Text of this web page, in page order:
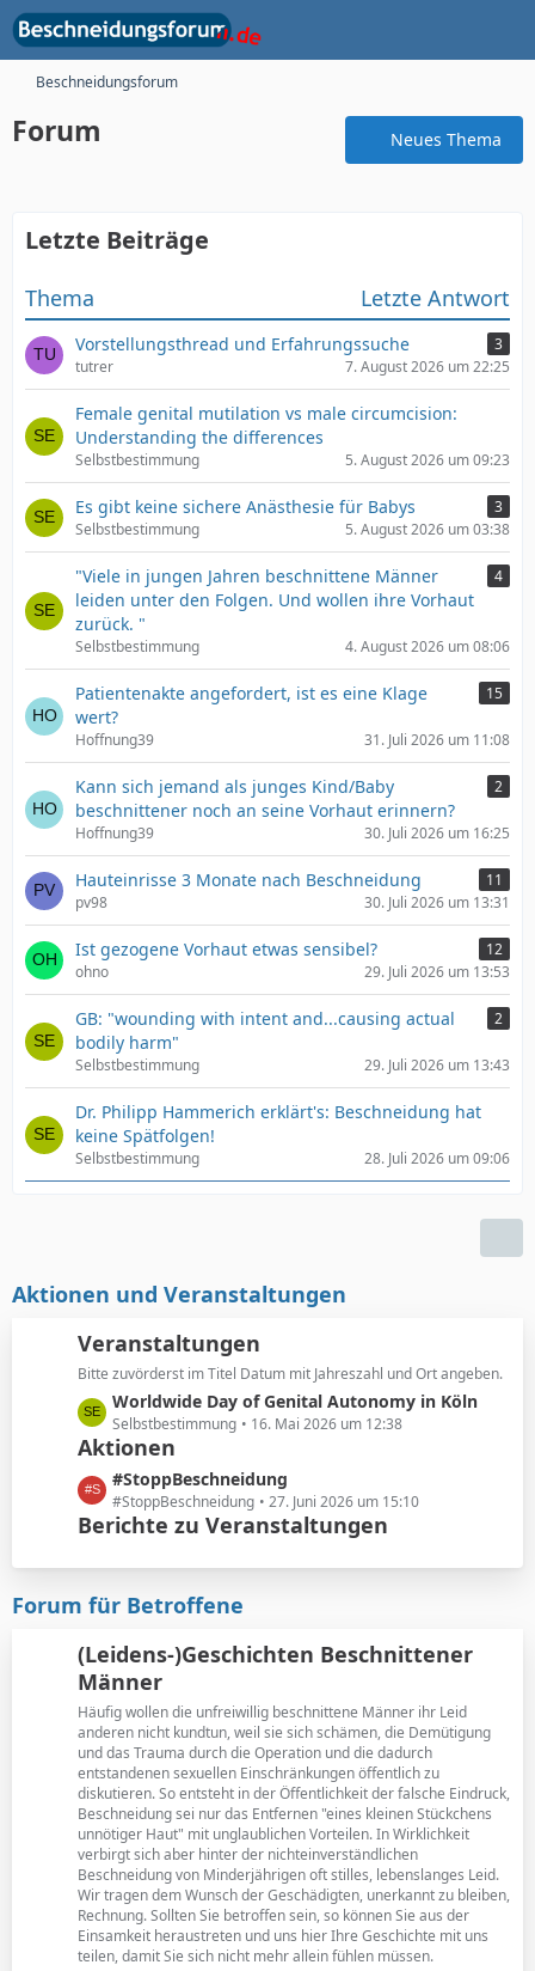
Beschneidungsforum
Forum Neues Thema
Letzte Beiträge
Thema Letzte Antwort
Vorstellungsthread und Erfahrungssuche
3
tutrer
7. August 2026 um 22:25
Female genital mutilation vs male circumcision:
Understanding the differences
Selbstbestimmung 5. August 2026 um 09:23
Es gibt keine sichere Anästhesie für Babys
3
Selbstbestimmung
5. August 2026 um 03:38
"Viele in jungen Jahren beschnittene Männer
leiden unter den Folgen. Und wollen ihre Vorhaut
zurück. "
4
Selbstbestimmung 4. August 2026 um 08:06
Patientenakte angefordert, ist es eine Klage
wert?
15
Hoffnung39 31. Juli 2026 um 11:08
Kann sich jemand als junges Kind/Baby
beschnittener noch an seine Vorhaut erinnern?
2
Hoffnung39 30. Juli 2026 um 16:25
Hauteinrisse 3 Monate nach Beschneidung
11
pv98
30. Juli 2026 um 13:31
Ist gezogene Vorhaut etwas sensibel?
12
ohno
29. Juli 2026 um 13:53
GB: "wounding with intent and...causing actual
bodily harm"
2
Selbstbestimmung 29. Juli 2026 um 13:43
Dr. Philipp Hammerich erklärt's: Beschneidung hat
keine Spätfolgen!
Selbstbestimmung 28. Juli 2026 um 09:06
Aktionen und Veranstaltungen
Veranstaltungen
Bitte zuvörderst im Titel Datum mit Jahreszahl und Ort angeben.
L
e
t
z
t
e
e
t
ä
g
e
Worldwide Day of Genital Autonomy in Köln
Selbstbestimmung 16. Mai 2026 um 12:38
Aktionen
L
e
t
t
e
e
i
t
r
ä
g
e
#StoppBeschneidung
#StoppBeschneidung 27. Juni 2026 um 15:10
Berichte zu Veranstaltungen
Forum für Betroffene
(Leidens-)Geschichten Beschnittener
Männer
Häufig wollen die unfreiwillig beschnittene Männer ihr Leid
anderen nicht kundtun, weil sie sich schämen, die Demütigung
und das Trauma durch die Operation und die dadurch
entstandenen sexuellen Einschränkungen öffentlich zu
diskutieren. So entsteht in der Öffentlichkeit der falsche Eindruck,
Beschneidung sei nur das Entfernen "eines kleinen Stückchens
unnötiger Haut" mit unglaublichen Vorteilen. In Wirklichkeit
verbirgt sich aber hinter der nichteinverständlichen
Beschneidung von Minderjährigen oft stilles, lebenslanges Leid.
Wir tragen dem Wunsch der Geschädigten, unerkannt zu bleiben,
Rechnung. Sollten Sie betroffen sein, so können Sie aus der
Einsamkeit heraustreten und uns hier Ihre Geschichte mit uns
teilen, damit Sie sich nicht mehr allein fühlen müssen.